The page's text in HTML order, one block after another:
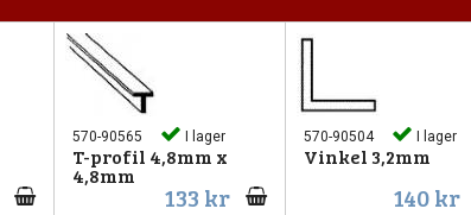
570-90565 I lager
T-profil 4,8mm x
4,8mm
133 kr
570-90504 I lager
Vinkel 3,2mm
140 kr